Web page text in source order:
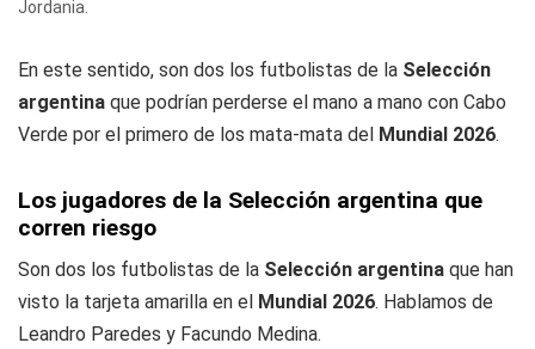
Jordania.
En este sentido, son dos los futbolistas de la Selección
argentina que podrían perderse el mano a mano con Cabo
Verde por el primero de los mata-mata del Mundial 2026.
Los jugadores de la Selección argentina que
corren riesgo
Son dos los futbolistas de la Selección argentina que han
visto la tarjeta amarilla en el Mundial 2026. Hablamos de
Leandro Paredes y Facundo Medina.